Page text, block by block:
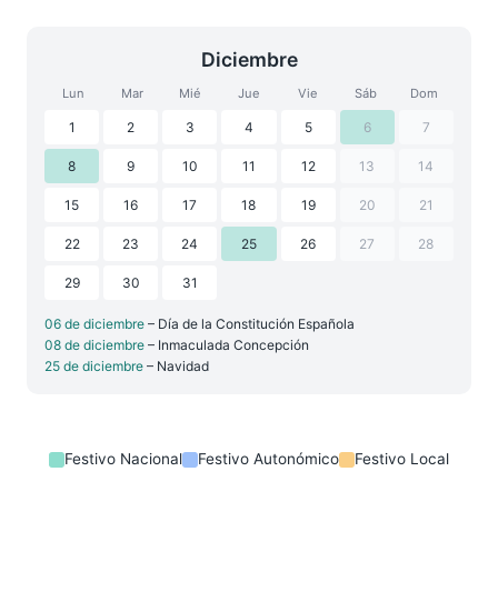
Diciembre
Lun Mar Mié Jue Vie Sáb Dom
1 2 3 4 5 6 7
8 9 10 11 12 13 14
15 16 17 18 19 20 21
22 23 24 25 26 27 28
29 30 31
06 de diciembre – Día de la Constitución Española
08 de diciembre – Inmaculada Concepción
25 de diciembre – Navidad
Festivo Nacional Festivo Autonómico Festivo Local